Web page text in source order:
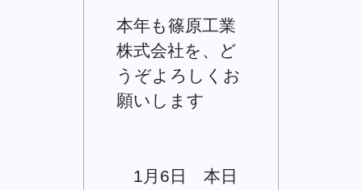
本年も篠原工業
株式会社を、ど
うぞよろしくお
願いします
1月6日 本日